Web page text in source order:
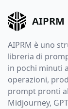
AIPRM
AIPRM è uno
libreria di
in pochi minuti
operazioni,
prompt pronti
Midjourney,